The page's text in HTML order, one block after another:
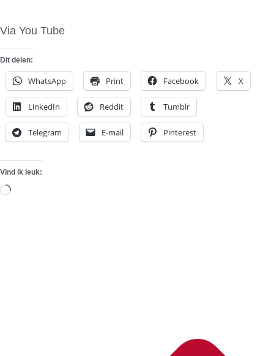
Via You Tube
Dit delen:
WhatsApp Print Facebook X
LinkedIn Reddit Tumblr
Telegram E-mail Pinterest
Vind ik leuk:
Aan